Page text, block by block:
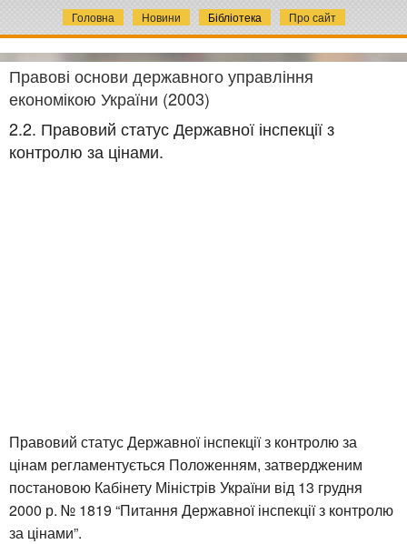
Головна Новини Бібліотека Про сайт
Правові основи державного управління
економікою України (2003)
2.2. Правовий статус Державної інспекції з
контролю за цінами.
Правовий статус Державної інспекції з контролю за
цінам регламентується Положенням, затвердженим
постановою Кабінету Міністрів України від 13 грудня
2000 р. № 1819 “Питання Державної інспекції з контролю
за цінами”.